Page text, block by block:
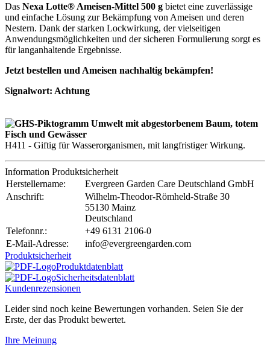
Das Nexa Lotte® Ameisen-Mittel 500 g bietet eine zuverlässige
und einfache Lösung zur Bekämpfung von Ameisen und deren
Nestern. Dank der starken Lockwirkung, der vielseitigen
Anwendungsmöglichkeiten und der sicheren Formulierung sorgt es
für langanhaltende Ergebnisse.
Jetzt bestellen und Ameisen nachhaltig bekämpfen!
Signalwort: Achtung
H411 - Giftig für Wasserorganismen, mit langfristiger Wirkung.
Information Produktsicherheit
Herstellername:
Evergreen Garden Care Deutschland GmbH
Anschrift:
Wilhelm-Theodor-Römheld-Straße 30
55130 Mainz
Deutschland
Telefonnr.:
+49 6131 2106-0
E-Mail-Adresse:
info@evergreengarden.com
Produktsicherheit
Produktdatenblatt
Sicherheitsdatenblatt
Kundenrezensionen
Leider sind noch keine Bewertungen vorhanden. Seien Sie der
Erste, der das Produkt bewertet.
Ihre Meinung